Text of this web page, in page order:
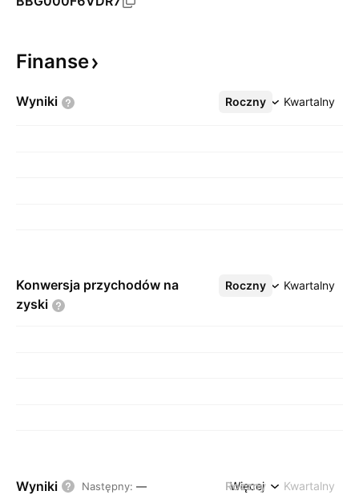
Finanse
Wyniki Roczny Kwartalny
Więcej
Konwersja przychodów na
zyski
Roczny Kwartalny
Więcej
Wyniki Następny: — Roczny Kwartalny
Więcej